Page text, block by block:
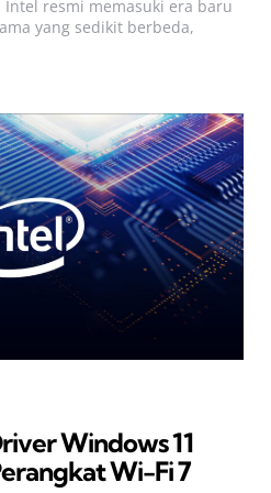
resmi memasuki era baru
yang sedikit berbeda,
Windows 11
Wi-Fi 7